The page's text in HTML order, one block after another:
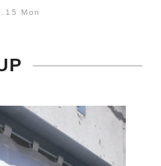
Mon